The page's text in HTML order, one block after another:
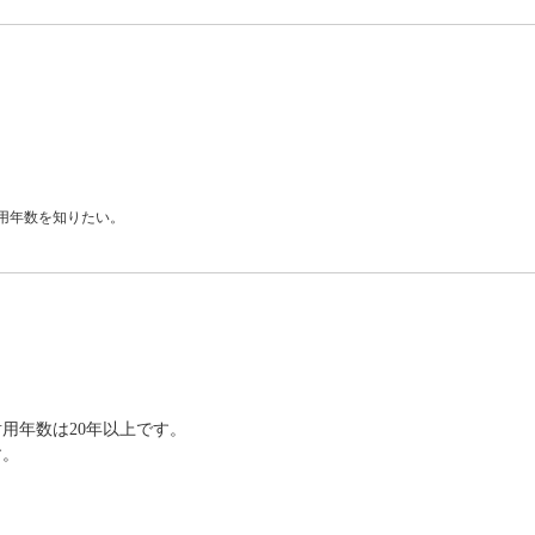
年数を知りたい。
年数は20年以上です。